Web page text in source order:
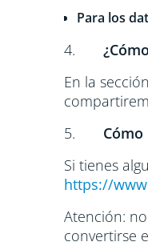
Para los
4.
En la
5.
Si tienes
https://
Atención:
convertirse